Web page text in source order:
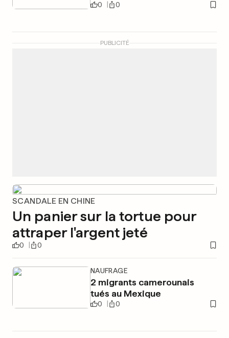
0 0
PUBLICITÉ
SCANDALE EN CHINE
Un panier sur la tortue pour
attraper l'argent jeté
0 0
NAUFRAGE
2 migrants camerounais
tués au Mexique
0 0